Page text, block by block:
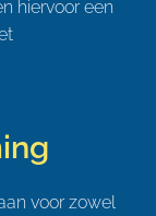
hiervoor een
voor zowel